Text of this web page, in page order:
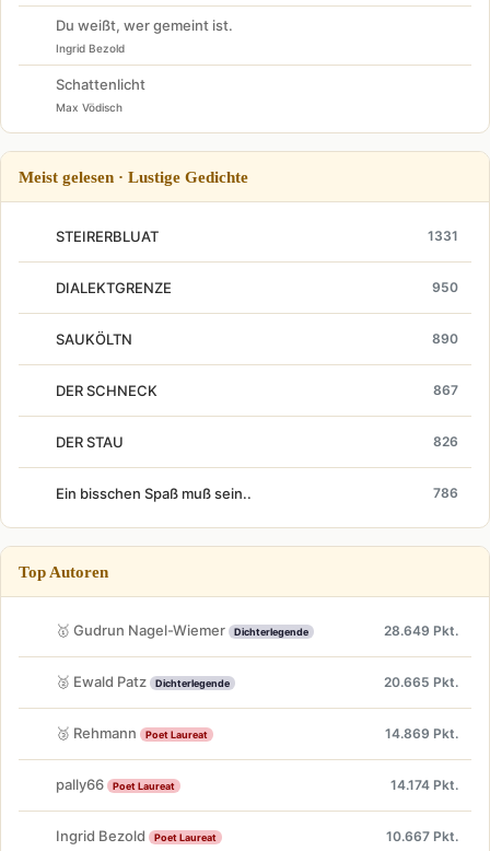
Du weißt, wer gemeint ist.
Ingrid Bezold
Schattenlicht
Max Vödisch
Meist gelesen · Lustige Gedichte
STEIRERBLUAT 1331
DIALEKTGRENZE 950
SAUKÖLTN 890
DER SCHNECK 867
DER STAU 826
Ein bisschen Spaß muß sein.. 786
Top Autoren
🥇 Gudrun Nagel-Wiemer Dichterlegende 28.649 Pkt.
🥈 Ewald Patz Dichterlegende 20.665 Pkt.
🥉 Rehmann Poet Laureat 14.869 Pkt.
pally66 Poet Laureat 14.174 Pkt.
Ingrid Bezold Poet Laureat 10.667 Pkt.